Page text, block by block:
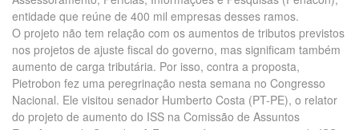
entidade que reúne de 400 mil empresas desses ramos.
O projeto não tem relação com os aumentos de tributos previstos
nos projetos de ajuste fiscal do governo, mas significam também
aumento de carga tributária. Por isso, contra a proposta,
Pietrobon fez uma peregrinação nesta semana no Congresso
Nacional. Ele visitou senador Humberto Costa (PT-PE), o relator
do projeto de aumento do ISS na Comissão de Assuntos